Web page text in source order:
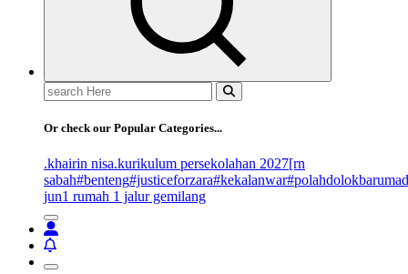
Search
for:
Or check our Popular Categories...
.khairin nisa.kurikulum persekolahan 2027[rn
sabah#benteng#justiceforzara#kekalanwar
jun1 rumah 1 jalur gemilang